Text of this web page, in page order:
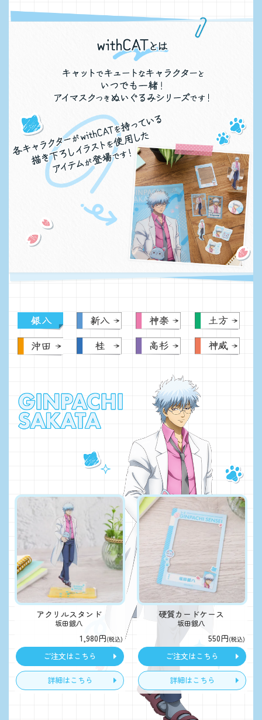
アクリルスタンド
坂田銀八
1,980円(税込)
ご注文はこちら
詳細はこちら
硬質カードケース
坂田銀八
550円(税込)
ご注文はこちら
詳細はこちら